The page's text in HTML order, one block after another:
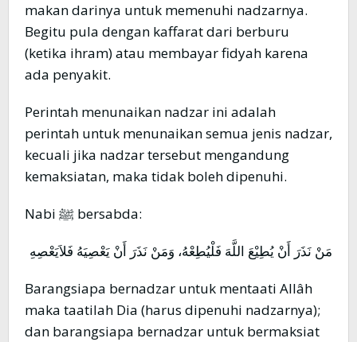
makan darinya untuk memenuhi nadzarnya.
Begitu pula dengan kaffarat dari berburu
(ketika ihram) atau membayar fidyah karena
ada penyakit.
Perintah menunaikan nadzar ini adalah
perintah untuk menunaikan semua jenis nadzar,
kecuali jika nadzar tersebut mengandung
kemaksiatan, maka tidak boleh dipenuhi.
Nabi ﷺ bersabda:
مَنْ نَذَرَ أَنْ يُطِيْعَ اللَّهَ فَلْيُطِعْهُ، وَمَنْ نَذَرَ أَنْ يَعْصِيَهُ فَلاَيَعْصِهِ
Barangsiapa bernadzar untuk mentaati Allâh
maka taatilah Dia (harus dipenuhi nadzarnya);
dan barangsiapa bernadzar untuk bermaksiat